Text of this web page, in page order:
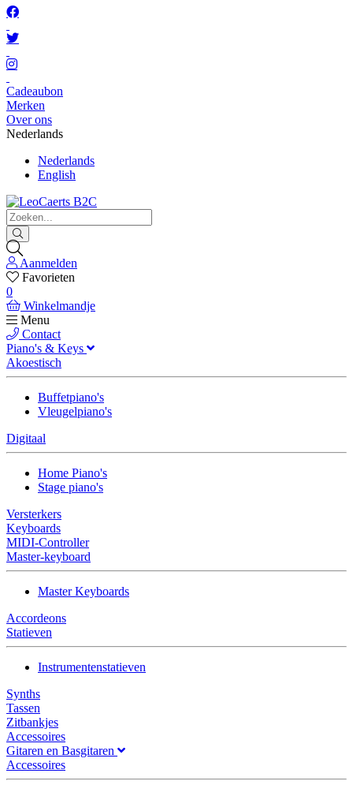
Cadeaubon
Merken
Over ons
Nederlands
Nederlands
English
Aanmelden
Favorieten
0
Winkelmandje
Menu
Contact
Piano's & Keys
Akoestisch
Buffetpiano's
Vleugelpiano's
Digitaal
Home Piano's
Stage piano's
Versterkers
Keyboards
MIDI-Controller
Master-keyboard
Master Keyboards
Accordeons
Statieven
Instrumentenstatieven
Synths
Tassen
Zitbankjes
Accessoires
Gitaren en Basgitaren
Accessoires